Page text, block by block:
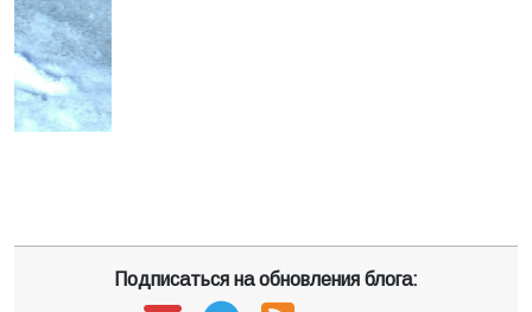
Сделано с помощью
browser console to find out why.